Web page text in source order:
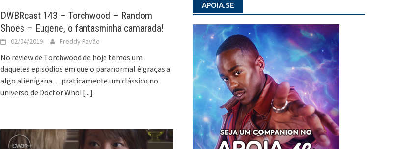
DWBRcast 143 – Torchwood – Random
Shoes – Eugene, o fantasminha camarada!
02/04/2019 Freddy Pavão
No review de Torchwood de hoje temos um
daqueles episódios em que o paranormal é graças a
algo alienígena… praticamente um clássico no
universo de Doctor Who! [...]
APOIA.SE